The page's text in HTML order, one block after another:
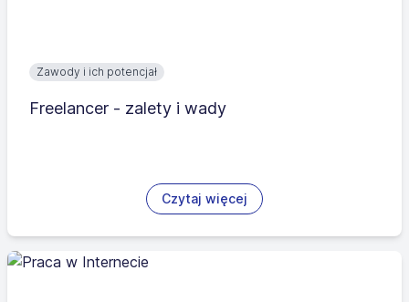
Zawody i ich potencjał
Freelancer - zalety i wady
Czytaj więcej